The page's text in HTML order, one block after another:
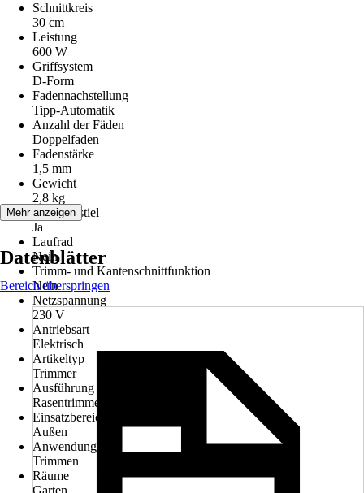
Schnittkreis
30 cm
Leistung
600 W
Griffsystem
D-Form
Fadennachstellung
Tipp-Automatik
Anzahl der Fäden
Doppelfaden
Fadenstärke
1,5 mm
Gewicht
2,8 kg
Teleskopstiel
Ja
Laufrad
Nein
Trimm- und Kantenschnittfunktion
Nein
Netzspannung
230 V
Antriebsart
Elektrisch
Artikeltyp
Trimmer
Ausführung
Rasentrimmer
Einsatzbereich
Außen
Anwendung
Trimmen
Räume
Garten
Mehr anzeigen
Datenblätter
Bereich überspringen